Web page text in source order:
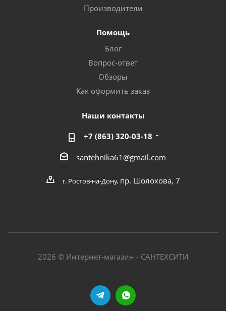
Производители
Помощь
Блог
Вопрос-ответ
Обзоры
Как оформить заказ
Наши контакты
+7 (863) 320-03-18
santehnika61@gmail.com
г. Ростов-на-Дону, пр. Шолохова, 7
2026 © Интернет-магазин - САНТЕХСИТИ